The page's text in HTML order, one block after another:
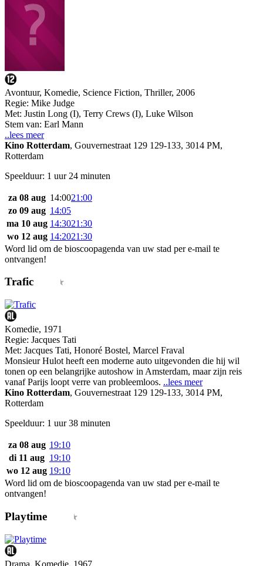
Avontuur, Komedie, Science Fiction, Thriller, 2006
Regie: Mike Judge
Met: Justin Long (I), Terry Crews (I), Luke Wilson
Stem van: Earl Mann
..lees meer
Kino Rotterdam, Gouvernestraat 129 129-133, 3014 PM,
Rotterdam
Speelduur: 1 uur 24 minuten
za 08 aug 14:0021:00
zo 09 aug 14:05
ma 10 aug 14:3021:30
wo 12 aug 14:2021:30
Word lid om de bioscoopagenda van uw stad per e-mail te
ontvangen!
Trafic
Komedie, 1971
Regie: Jacques Tati
Met: Jacques Tati, Honoré Bostel, Marcel Fraval
Monsieur Hulot heeft een moderne auto uitgevonden die hij wil
tonen op een belangrijke autoshow in Amsterdam, maar zijn reis
vanaf Parijs loopt verre van probleemloos. ..lees meer
Kino Rotterdam, Gouvernestraat 129 129-133, 3014 PM,
Rotterdam
Speelduur: 1 uur 38 minuten
za 08 aug 19:10
di 11 aug 19:10
wo 12 aug 19:10
Word lid om de bioscoopagenda van uw stad per e-mail te
ontvangen!
Playtime
Drama, Komedie, 1967